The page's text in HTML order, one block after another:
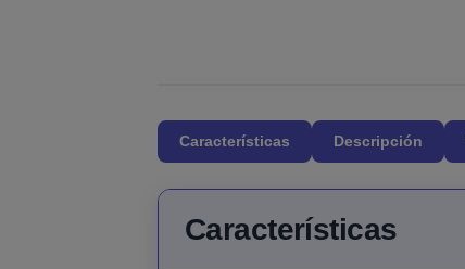
Características Descripción
Características